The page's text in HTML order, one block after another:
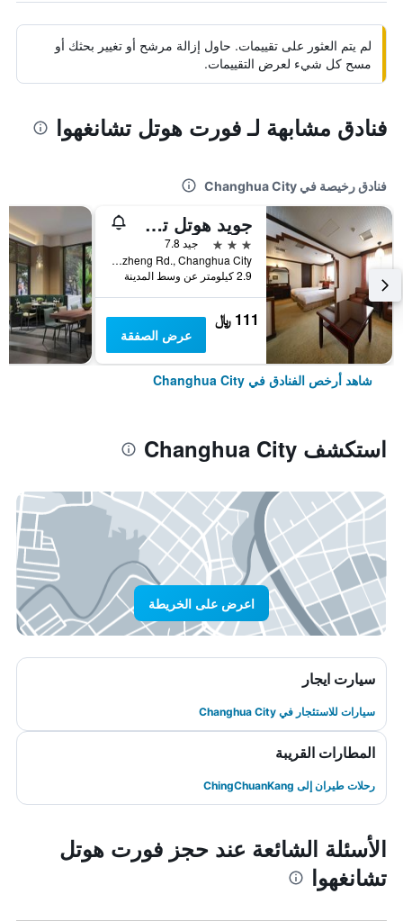
لم يتم العثور على تقييمات. حاول إزالة مرشح أو تغيير بحثك أو
مسح كل شيء لعرض التقييمات.
فنادق مشابهة لـ فورت هوتل تشانغهوا
فنادق رخيصة في Changhua City
جويد هوتل تشونغوا جونغ جهينج
3 نجوم
جيد 7.8
4-9F, No. 668, Section 2, Zhongzheng Rd., Changhua City, تايوان
2.9 كيلومتر عن وسط المدينة
111 ﷼
عرض الصفقة
شاهد أرخص الفنادق في Changhua City
استكشف Changhua City
اعرض على الخريطة
سيارت ايجار
سيارات للاستئجار في Changhua City
المطارات القريبة
رحلات طيران إلى ChingChuanKang
الأسئلة الشائعة عند حجز فورت هوتل
تشانغهوا